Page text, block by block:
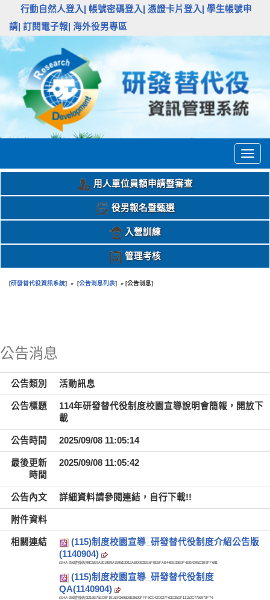
行動自然人登入| 帳號密碼登入| 憑證卡片登入|
學生帳號申
請| 訂閱電子報| 海外役男專區
用人單位員額申請暨審查
役男報名暨甄選
入營訓練
管理考核
[研發替代役資訊系統] » [公告消息列表] » [公告消息]
公告消息
公告類別 活動訊息
公告標題
114年研發替代役制度校園宣導說明會簡報，開放下
載
公告時間 2025/09/08 11:05:14
最後更新
時間
2025/09/08 11:05:42
公告內文 詳細資料請參閱連結，自行下載!!
附件資料
相關連結
(115)制度校園宣導_研發替代役制度介紹公告版
(1140904)
(SHA-256驗證碼)98C5E9A3019B9A759510D12ABD082EE6F0E5FAB44EE33B0F4EB4295D3B7FF681
(115)制度校園宣導_研發替代役制度
QA(1140904)
(SHA-256驗證碼)3216B75EC9F1916343696D8E8600FFF8CC42C027F63D35DF11152C7766970F74